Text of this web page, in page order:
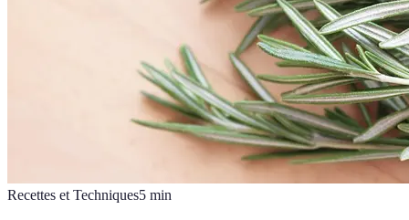
Recettes et Techniques5 min